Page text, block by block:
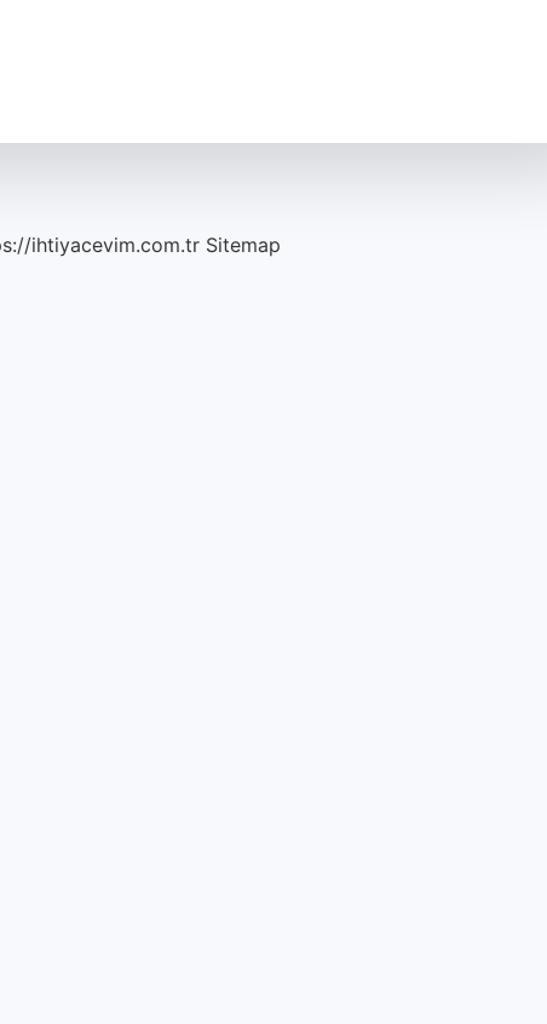
ihtiyacevim.com.tr Sitemap